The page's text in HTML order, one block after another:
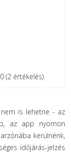
(2 értékelés)
is lehetne - az
az app nyomon
kerülnénk,
időjárás-jelzés